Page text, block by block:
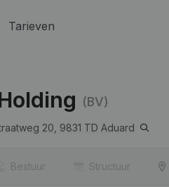
Tarieven
(BV)
20, 9831 TD Aduard
Bestuur Structuur